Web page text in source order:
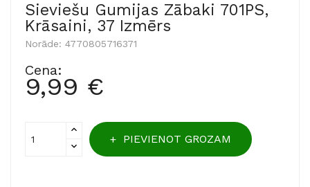
Sieviešu Gumijas Zābaki 701PS,
Krāsaini, 37 Izmērs
Norāde: 4770805716371
Cena:
9,99 €
PIEVIENOT GROZAM